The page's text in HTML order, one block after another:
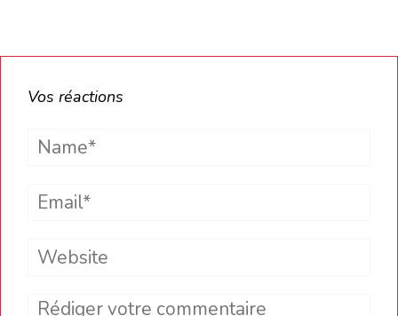
Vos réactions
Name*
Email*
Website
Comment